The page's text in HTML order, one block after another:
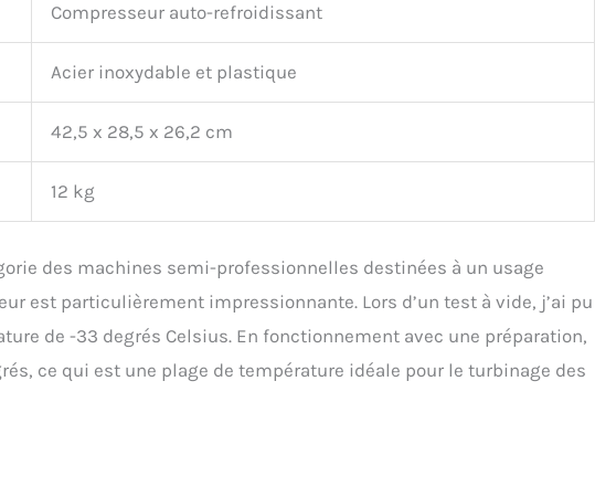
Compresseur auto-refroidissant
Acier inoxydable et plastique
42,5 x 28,5 x 26,2 cm
12 kg
des machines semi-professionnelles destinées à un usage
est particulièrement impressionnante. Lors d’un test à vide, j’ai pu
de -33 degrés Celsius. En fonctionnement avec une préparation,
ce qui est une plage de température idéale pour le turbinage des